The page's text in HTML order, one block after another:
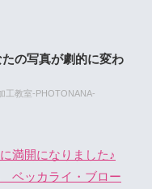
の写真が劇的に変わ
工教室-PHOTONANA-
満開になりました♪
ッカライ・ブロー